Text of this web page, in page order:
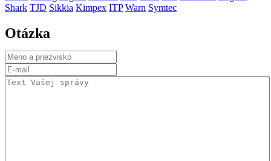
Shark TJD Sikkia Kimpex ITP Warn Symtec
Otázka